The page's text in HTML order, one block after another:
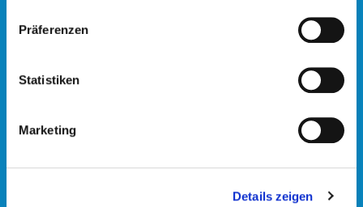
Präferenzen
Statistiken
Marketing
Details zeigen
Digitale Innovationen brauchen leistungsfähige
Anwendungen zur nachhaltigen Entwicklung.